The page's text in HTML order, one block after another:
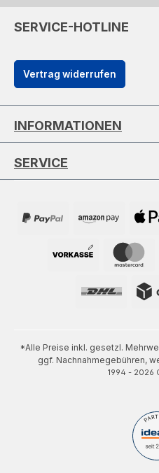
SERVICE-HOTLINE
Vertrag widerrufen
INFORMATIONEN
SERVICE
*Alle Preise inkl. gesetzl.
ggf. Nachnahmegebühren,
1994 - 2026